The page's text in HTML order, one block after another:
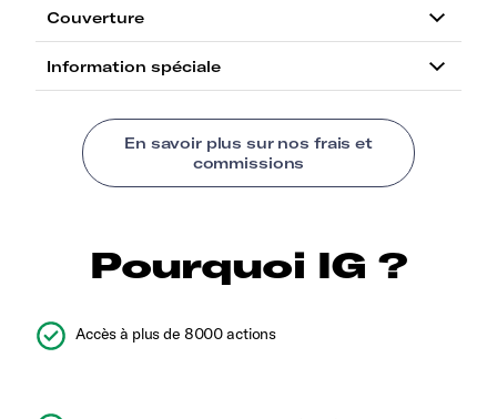
Pourquoi IG ?
Accès à plus de 8000 actions